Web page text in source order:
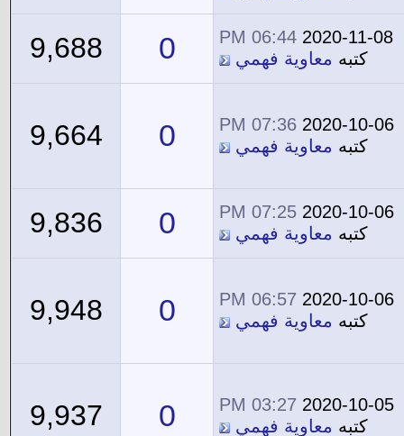
2020-11-08
06:44 PM
كتبه معاوية فهمي 0
9,688
2020-10-06
07:36 PM
كتبه معاوية فهمي 0
9,664
2020-10-06
07:25 PM
كتبه معاوية فهمي 0
9,836
2020-10-06
06:57 PM
كتبه معاوية فهمي 0
9,948
2020-10-05
03:27 PM
كتبه معاوية فهمي 0
9,937